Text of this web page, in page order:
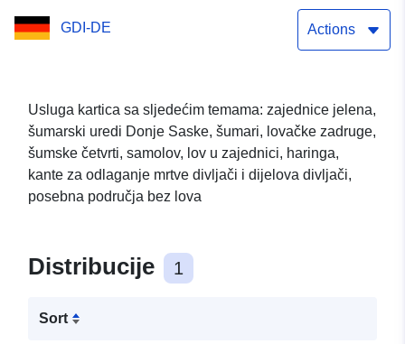
GDI-DE Actions
Usluga kartica sa sljedećim temama: zajednice jelena,
šumarski uredi Donje Saske, šumari, lovačke zadruge,
šumske četvrti, samolov, lov u zajednici, haringa,
kante za odlaganje mrtve divljači i dijelova divljači,
posebna područja bez lova
Distribucije 1
Sort